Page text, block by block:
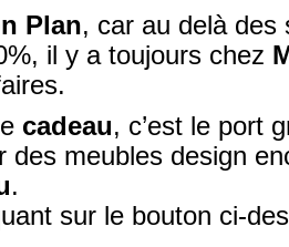
Plan, car au delà des
il y a toujours chez
cadeau, c’est le port
des meubles design
.
sur le bouton ci-